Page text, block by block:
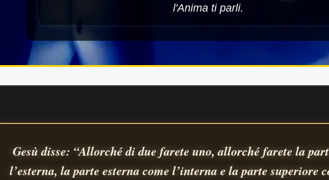
l'Anima ti parli.
Gesù disse: “Allorché di due farete uno, allorché farete la
l’esterna, la parte esterna come l’interna e la parte superiore